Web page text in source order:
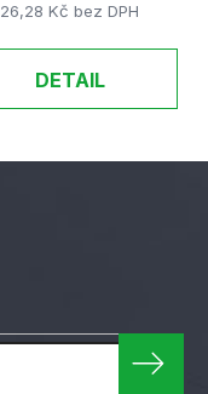
26,28 Kč bez DPH
DETAIL